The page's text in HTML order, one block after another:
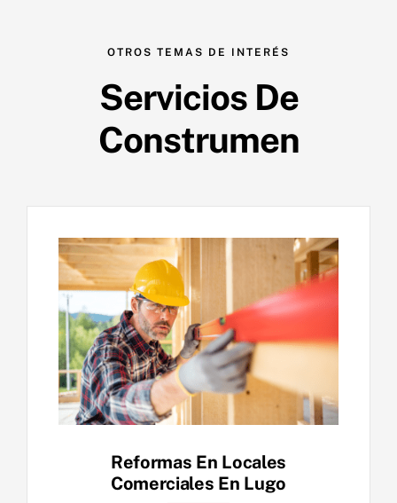
OTROS TEMAS DE INTERÉS
Servicios De
Construmen
Reformas En Locales
Comerciales En Lugo